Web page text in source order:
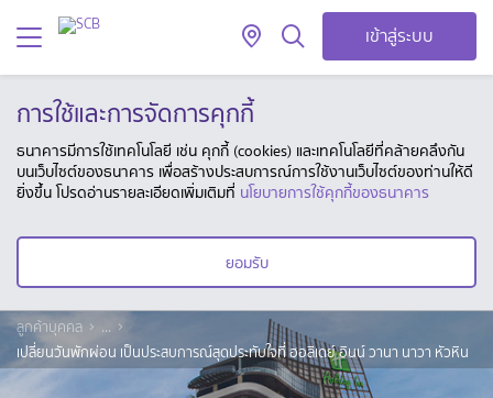
เข้าสู่ระบบ
การใช้และการจัดการคุกกี้
ธนาคารมีการใช้เทคโนโลยี เช่น คุกกี้ (cookies) และเทคโนโลยีที่คล้ายคลึงกัน
บนเว็บไซต์ของธนาคาร เพื่อสร้างประสบการณ์การใช้งานเว็บไซต์ของท่านให้ดี
ยิ่งขึ้น โปรดอ่านรายละเอียดเพิ่มเติมที่ นโยบายการใช้คุกกี้ของธนาคาร
ยอมรับ
ลูกค้าบุคคล
...
เปลี่ยนวันพักผ่อน เป็นประสบการณ์สุดประทับใจที่ ฮอลิเดย์ อินน์ วานา นาวา หัวหิน